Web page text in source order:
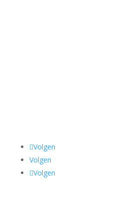
Volgen
Volgen
Volgen